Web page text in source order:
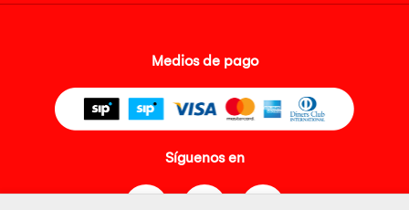
Medios de pago
Síguenos en